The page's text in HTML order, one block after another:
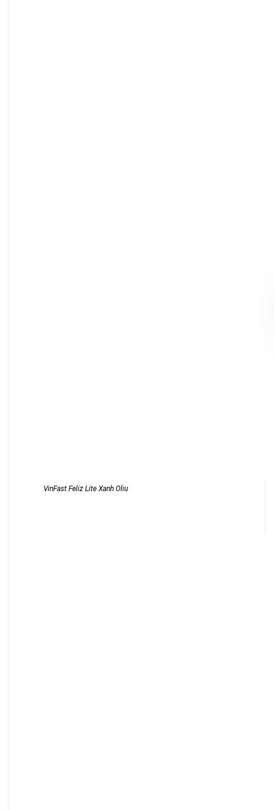
VinFast Feliz Lite Xanh Oliu